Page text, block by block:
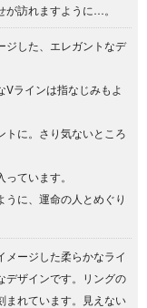
訪れますように…。
ジした、エレガントなデ
Vラインは指なじみもよ
トに。さり気ないところ
ています。
に、運命の人とめぐり
メージした柔らかなライ
デザインです。リングの
まれています。見えない